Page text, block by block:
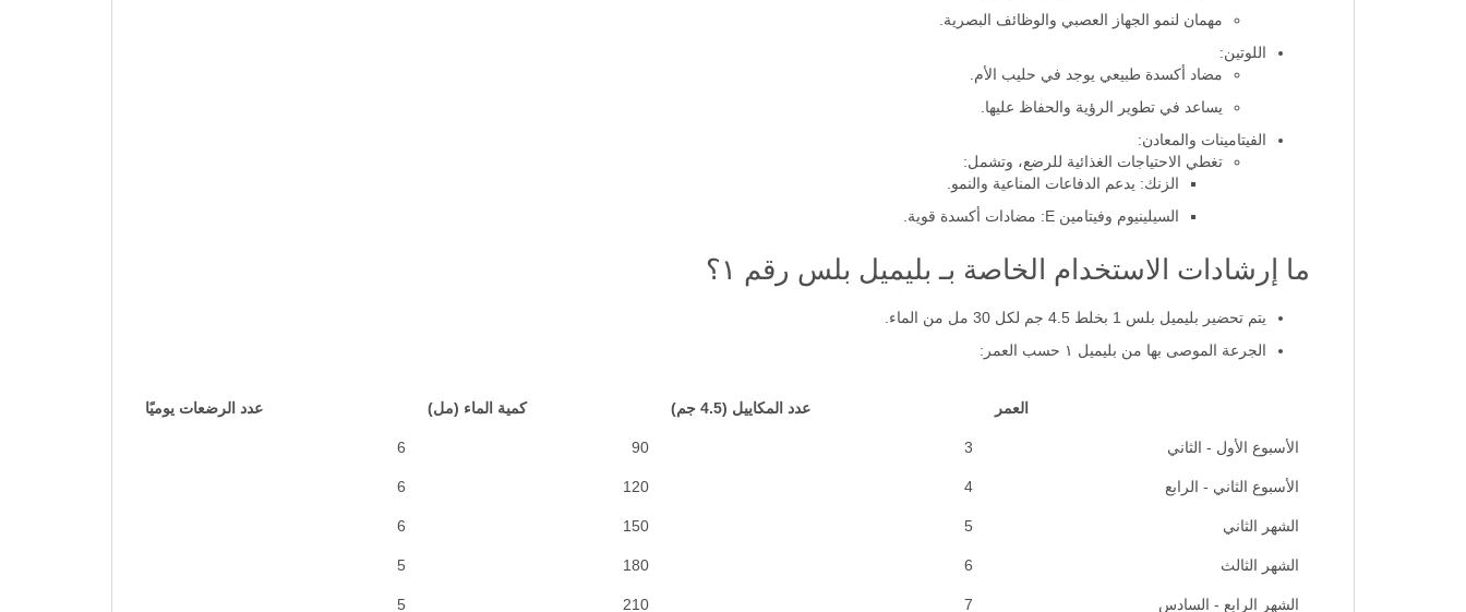
مهمان لنمو الجهاز العصبي والوظائف البصرية.
اللوتين:
مضاد أكسدة طبيعي يوجد في حليب الأم.
يساعد في تطوير الرؤية والحفاظ عليها.
الفيتامينات والمعادن:
تغطي الاحتياجات الغذائية للرضع، وتشمل:
الزنك: يدعم الدفاعات المناعية والنمو.
السيلينيوم وفيتامين E: مضادات أكسدة قوية.
ما إرشادات الاستخدام الخاصة بـ بليميل بلس رقم ١؟
يتم تحضير بليميل بلس 1 بخلط 4.5 جم لكل 30 مل من الماء.
الجرعة الموصى بها من بليميل ١ حسب العمر:
العمر عدد المكاييل (4.5 جم) كمية الماء (مل) عدد الرضعات يوميًا
الأسبوع الأول - الثاني 3
90
6
الأسبوع الثاني - الرابع 4
120
6
الشهر الثاني 5
150
6
الشهر الثالث 6
180
5
الشهر الرابع - السادس 7
210
5